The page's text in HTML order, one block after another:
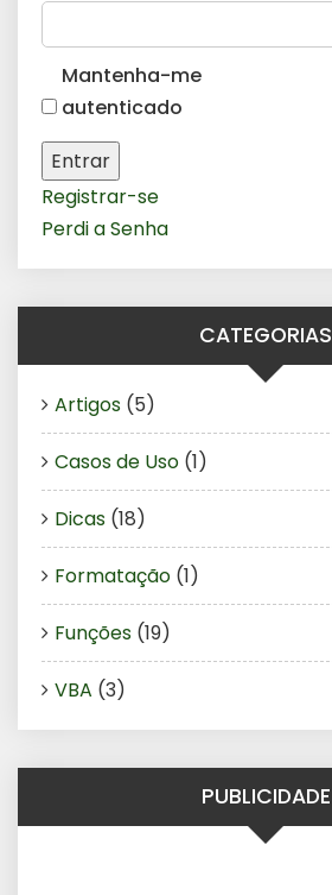
Mantenha-me
autenticado
Entrar
Registrar-se
Perdi a Senha
CATEGORIAS
Artigos (5)
Casos de Uso (1)
Dicas (18)
Formatação (1)
Funções (19)
VBA (3)
PUBLICIDADE